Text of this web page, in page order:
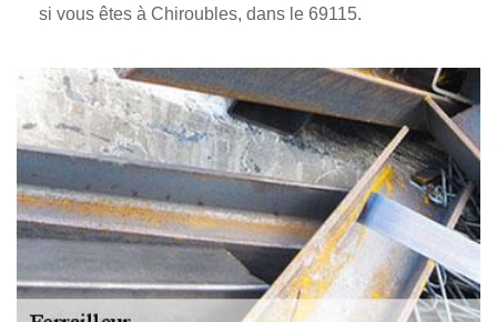
si vous êtes à Chiroubles, dans le 69115.